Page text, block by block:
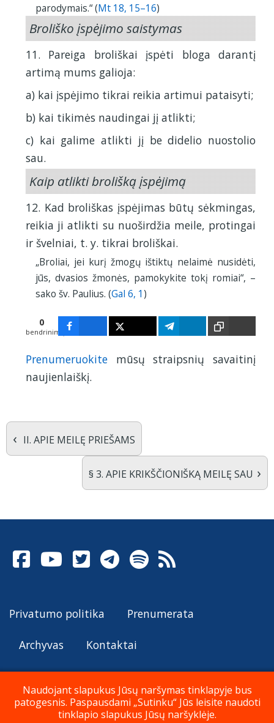
parodymais.“ (Mt 18, 15–16)
Broliško įspėjimo saistymas
11. Pareiga broliškai įspėti bloga darantį
artimą mums galioja:
a) kai įspėjimo tikrai reikia artimui pataisyti;
b) kai tikimės naudingai jį atlikti;
c) kai galime atlikti jį be didelio nuostolio
sau.
Kaip atlikti brolišką įspėjimą
12. Kad broliškas įspėjimas būtų sėkmingas,
reikia ji atlikti su nuoširdžia meile, protingai
ir švelniai, t. y. tikrai broliškai.
„Broliai, jei kurį žmogų ištiktų nelaimė nusidėti,
jūs, dvasios žmonės, pamokykite tokį romiai“, –
sako šv. Paulius. (Gal 6, 1)
0
bendrinimų
Prenumeruokite mūsų straipsnių savaitinį
naujienlaiškį.
‹ II. APIE MEILĘ PRIEŠAMS
§ 3. APIE KRIKŠČIONlŠKĄ MEILĘ SAU ›
Privatumo politika Prenumerata
Archyvas Kontaktai
© Katalikų Tradicija 2026
Naudojant slapukus Jūsų naršymas tinklapyje bus
patogesnis. Paspausdami „Sutinku“ Jūs leisite naudoti
tinklapio slapukus Jūsų naršyklėje.